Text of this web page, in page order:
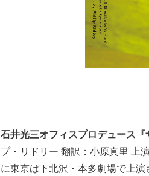
石井光三オフィスプロデュース
プ・リドリー 翻訳：小原真里 上
に東京は下北沢・本多劇場で上